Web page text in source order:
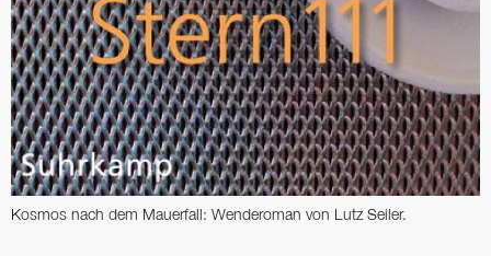
Kosmos nach dem Mauerfall: Wenderoman von Lutz Seiler.